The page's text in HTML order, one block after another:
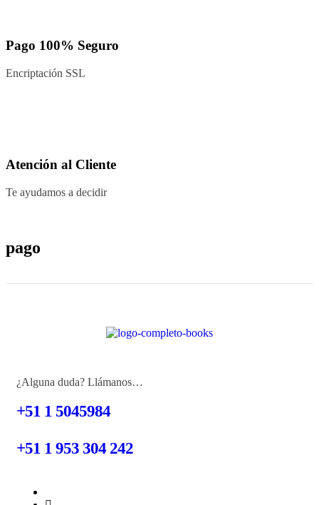
Pago 100% Seguro
Encriptación SSL
Atención al Cliente
Te ayudamos a decidir
pago
¿Alguna duda? Llámanos…
+51 1 5045984
+51 1 953 304 242